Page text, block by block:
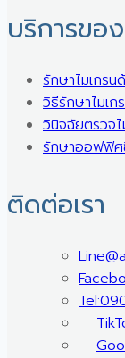
บริการของ
รักษาไมเกร
วิธีรักษาไมเก
วินิจฉัยตรวจไ
รักษาออฟฟิศ
ติดต่อเรา